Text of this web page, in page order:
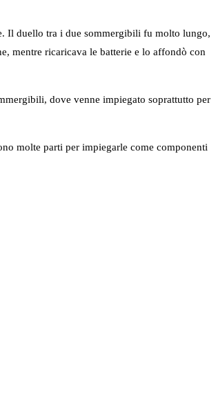
Il duello tra i due sommergibili fu molto lungo,
mentre ricaricava le batterie e lo affondò con
dove venne impiegato soprattutto per
molte parti per impiegarle come componenti